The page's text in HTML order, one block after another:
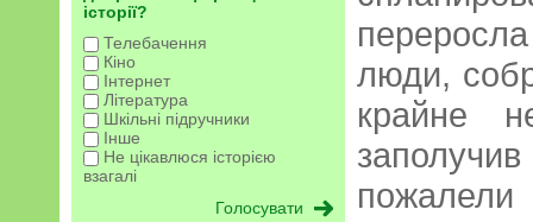
історії?
Телебачення
Кіно
Інтернет
Література
Шкільні підручники
Інше
Не цікавлюся історією
взагалі
люди,
крайне